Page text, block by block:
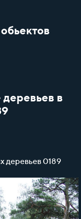
в
деревьев 0189